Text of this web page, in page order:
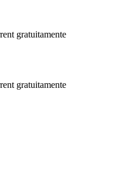
gratuitamente
gratuitamente